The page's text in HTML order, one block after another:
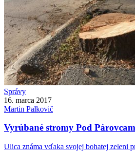
Správy
16. marca 2017
Martin Palkovič
Vyrúbané stromy Pod
Ulica známa vďaka svojej bohatej zeleni